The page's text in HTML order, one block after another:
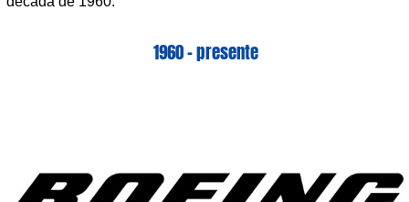
1960 – presente